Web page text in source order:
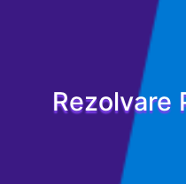
Rezolvare